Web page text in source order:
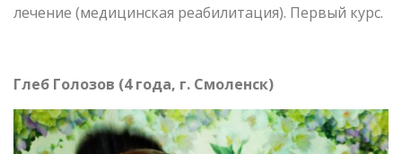
лечение (медицинская реабилитация). Первый курс.
Глеб Голозов (4 года, г. Смоленск)